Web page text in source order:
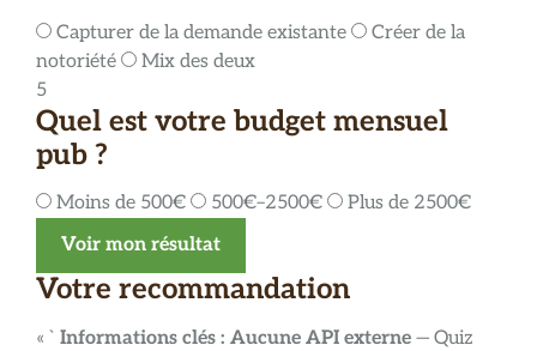
Capturer de la demande existante
Créer de la
notoriété
Mix des deux
5
Quel est votre budget mensuel
pub ?
Moins de 500€ 500€–2500€
Plus de 2500€
Voir mon résultat
Votre recommandation
« ` Informations clés : Aucune API externe — Quiz